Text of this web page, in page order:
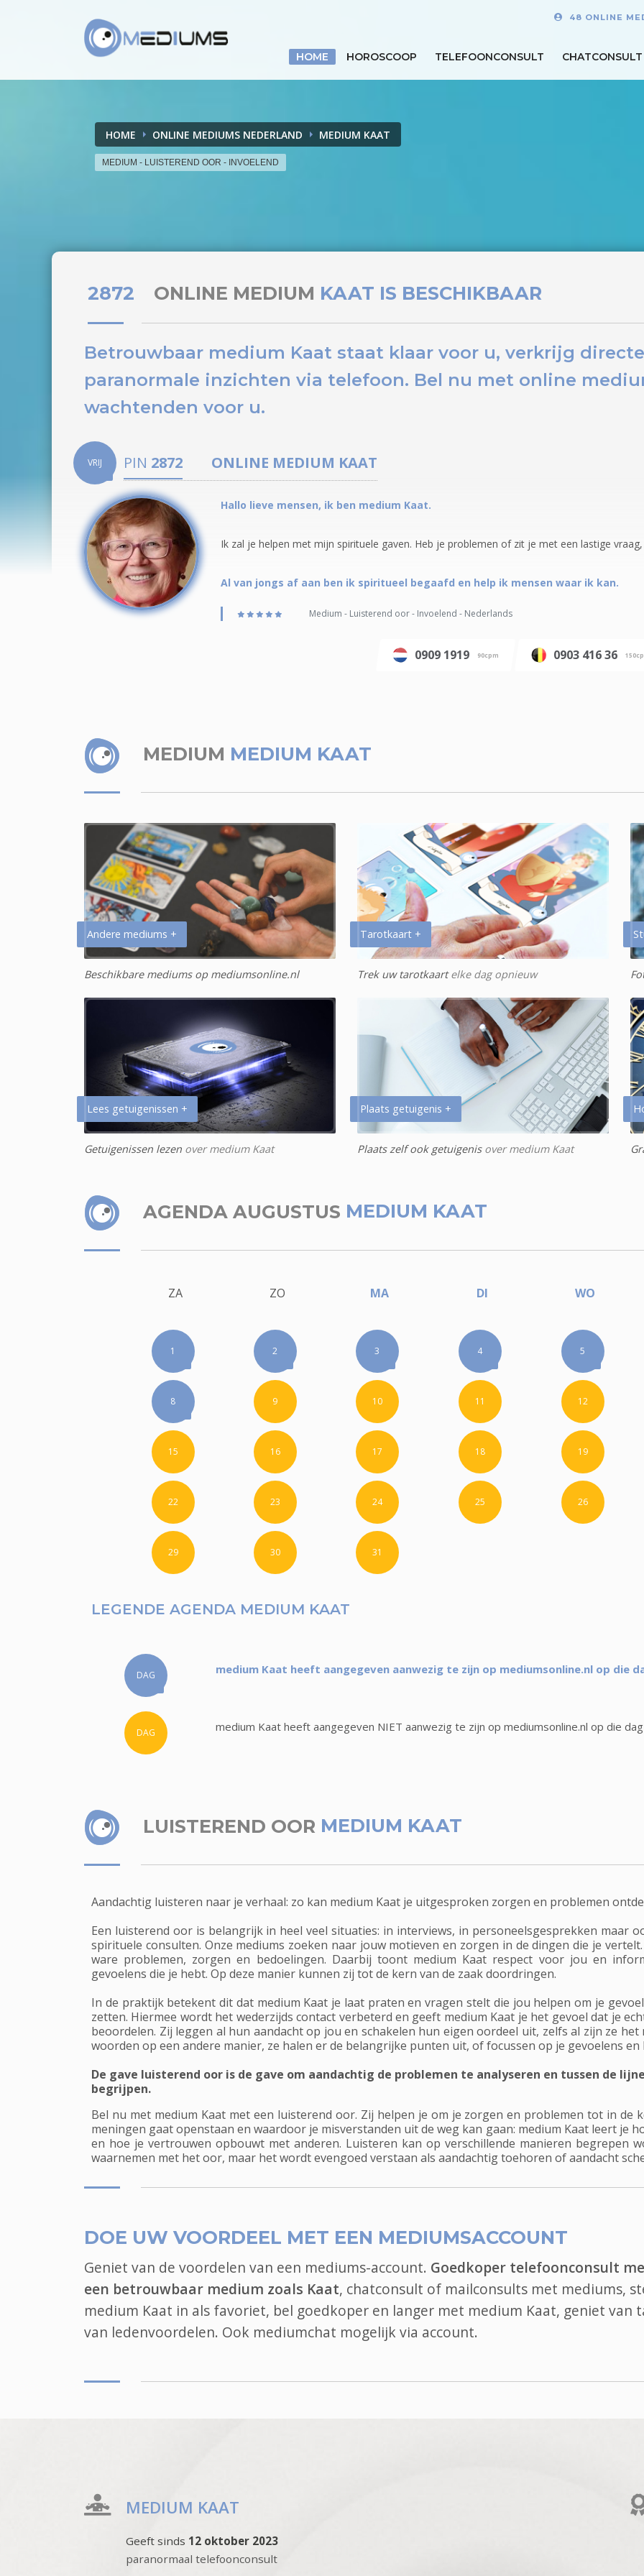
48 ONLINE
HOME HOROSCOOP TELEFOONCONSULT CHATCONSULT
HOME ONLINE MEDIUMS NEDERLAND MEDIUM KAAT
MEDIUM - LUISTEREND OOR - INVOELEND
2872 ONLINE MEDIUM KAAT IS BESCHIKBAAR
Betrouwbaar medium Kaat staat klaar voor u, verkrijg
paranormale inzichten via telefoon. Bel nu met online
wachtenden voor u.
VRIJ PIN 2872 ONLINE MEDIUM KAAT
Hallo lieve mensen, ik ben medium Kaat.
Ik zal je helpen met mijn spirituele gaven. Heb je problemen of zit je met een lastige
Al van jongs af aan ben ik spiritueel begaafd en help ik mensen waar ik kan.
Medium - Luisterend oor - Invoelend - Nederlands
0909 1919 90cpm 0903 416 36
MEDIUM MEDIUM KAAT
Andere mediums +
Beschikbare mediums op mediumsonline.nl
Tarotkaart +
Trek uw tarotkaartelke dag opnieuw
Lees getuigenissen +
Getuigenissen lezen over medium Kaat
Plaats getuigenis +
Plaats zelf ook getuigenisover medium Kaat
AGENDA AUGUSTUS MEDIUM KAAT
ZA ZO MA DI WO
1 2 3 4 5
8 9 10 11 12
15 16 17 18 19
22 23 24 25 26
29 30 31
LEGENDE AGENDA MEDIUM KAAT
DAG medium Kaat heeft aangegeven aanwezig te zijn op mediumsonline.nl op die
DAG medium Kaat heeft aangegeven NIET aanwezig te zijn op mediumsonline.nl op die dag
LUISTEREND OOR MEDIUM KAAT
Aandachtig luisteren naar je verhaal: zo kan medium Kaat je uitgesproken zorgen en problemen
Een luisterend oor is belangrijk in heel veel situaties: in interviews, in personeelsgesprekken maar
spirituele consulten. Onze mediums zoeken naar jouw motieven en zorgen in de dingen die je
ware problemen, zorgen en bedoelingen. Daarbij toont medium Kaat respect voor jou en
gevoelens die je hebt. Op deze manier kunnen zij tot de kern van de zaak doordringen.
In de praktijk betekent dit dat medium Kaat je laat praten en vragen stelt die jou helpen om je
zetten. Hiermee wordt het wederzijds contact verbeterd en geeft medium Kaat je het gevoel dat je
beoordelen. Zij leggen al hun aandacht op jou en schakelen hun eigen oordeel uit, zelfs al zijn ze
woorden op een andere manier, ze halen er de belangrijke punten uit, of focussen op je gevoelens
De gave luisterend oor is de gave om aandachtig de problemen te analyseren en tussen de
begrijpen.
Bel nu met medium Kaat met een luisterend oor. Zij helpen je om je zorgen en problemen tot in de
meningen gaat openstaan en waardoor je misverstanden uit de weg kan gaan: medium Kaat leert je
en hoe je vertrouwen opbouwt met anderen. Luisteren kan op verschillende manieren begrepen
waarnemen met het oor, maar het wordt evengoed verstaan als aandachtig toehoren of aandacht
DOE UW VOORDEEL MET EEN MEDIUMSACCOUNT
Geniet van de voordelen van een mediums-account. Goedkoper telefoonconsult
een betrouwbaar medium zoals Kaat, chatconsult of mailconsults met mediums,
medium Kaat in als favoriet, bel goedkoper en langer met medium Kaat, geniet van
van ledenvoordelen. Ook mediumchat mogelijk via account.
MEDIUM KAAT
Geeft sinds 12 oktober 2023
paranormaal telefoonconsult